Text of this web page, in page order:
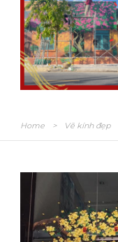
Home > Vẽ kính đẹp